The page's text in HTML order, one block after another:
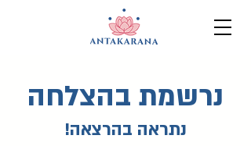
נרשמת בהצלחה
נתראה בהרצאה!